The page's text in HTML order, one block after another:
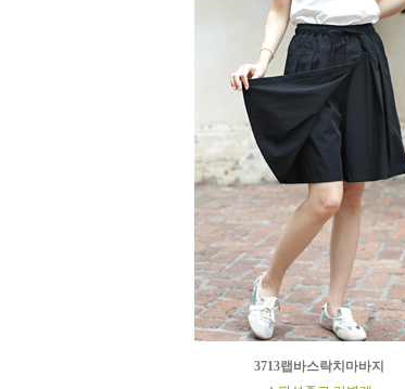
3713랩바스락치마바지